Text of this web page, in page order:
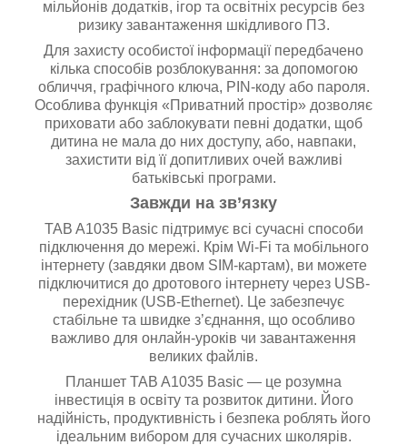
мільйонів додатків, ігор та освітніх ресурсів без
ризику завантаження шкідливого ПЗ.
Для захисту особистої інформації передбачено
кілька способів розблокування: за допомогою
обличчя, графічного ключа, PIN-коду або пароля.
Особлива функція «Приватний простір» дозволяє
приховати або заблокувати певні додатки, щоб
дитина не мала до них доступу, або, навпаки,
захистити від її допитливих очей важливі
батьківські програми.
Завжди на зв’язку
TAB A1035 Basic підтримує всі сучасні способи
підключення до мережі. Крім Wi-Fi та мобільного
інтернету (завдяки двом SIM-картам), ви можете
підключитися до дротового інтернету через USB-
перехідник (USB-Ethernet). Це забезпечує
стабільне та швидке з’єднання, що особливо
важливо для онлайн-уроків чи завантаження
великих файлів.
Планшет TAB A1035 Basic — це розумна
інвестиція в освіту та розвиток дитини. Його
надійність, продуктивність і безпека роблять його
ідеальним вибором для сучасних школярів.